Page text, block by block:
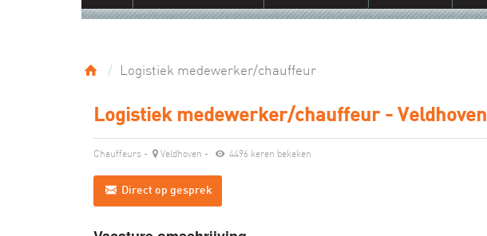
Logistiek medewerker/chauffeur
Logistiek medewerker/chauffeur - Veldhoven
Chauffeurs - Veldhoven - 4496 keren bekeken
Direct op gesprek